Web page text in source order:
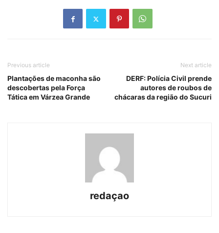
Previous article
Plantações de maconha são
descobertas pela Força
Tática em Várzea Grande
Next article
DERF: Polícia Civil prende
autores de roubos de
chácaras da região do Sucuri
redaçao